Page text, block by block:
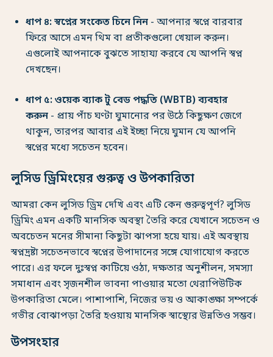
ধাপ ৪: স্বপ্নের সংকেত চিনে নিন - আপনার স্বপ্নে বারবার
ফিরে আসে এমন থিম বা প্রতীকগুলো খেয়াল করুন।
এগুলোই আপনাকে বুঝতে সাহায্য করবে যে আপনি স্বপ্ন
দেখছেন।
ধাপ ৫: ওয়েক ব্যাক টু বেড পদ্ধতি (WBTB) ব্যবহার
করুন - প্রায় পাঁচ ঘণ্টা ঘুমানোর পর উঠে কিছুক্ষণ জেগে
থাকুন, তারপর আবার এই ইচ্ছা নিয়ে ঘুমান যে আপনি
স্বপ্নের মধ্যে সচেতন হবেন।
লুসিড ড্রিমিংয়ের গুরুত্ব ও উপকারিতা
আমরা কেন লুসিড ড্রিম দেখি এবং এটি কেন গুরুত্বপূর্ণ? লুসিড
ড্রিমিং এমন একটি মানসিক অবস্থা তৈরি করে যেখানে সচেতন ও
অবচেতন মনের সীমানা কিছুটা ঝাপসা হয়ে যায়। এই অবস্থায়
স্বপ্নদ্রষ্টা সচেতনভাবে স্বপ্নের উপাদানের সঙ্গে যোগাযোগ করতে
পারে। এর ফলে দুঃস্বপ্ন কাটিয়ে ওঠা, দক্ষতার অনুশীলন, সমস্যা
সমাধান এবং সৃজনশীল ভাবনা পাওয়ার মতো থেরাপিউটিক
উপকারিতা মেলে। পাশাপাশি, নিজের ভয় ও আকাঙ্ক্ষা সম্পর্কে
গভীর বোঝাপড়া তৈরি হওয়ায় মানসিক স্বাস্থ্যের উন্নতিও সম্ভব।
উপসংহার